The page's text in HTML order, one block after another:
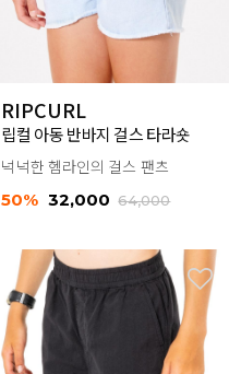
RIPCURL
립컬 아동 반바지 걸스 타라숏
넉넉한 헴라인의 걸스 팬츠
50% 32,000 64,000